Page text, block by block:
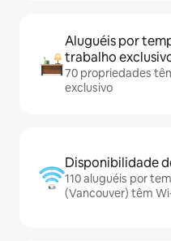
Aluguéis por
trabalho
70 propriedades
exclusivo
Disponibilidade
110 aluguéis por
(Vancouver) têm